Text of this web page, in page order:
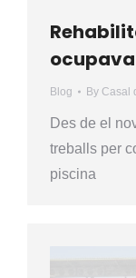
Blog By Casal
Des de el
treballs per
piscina